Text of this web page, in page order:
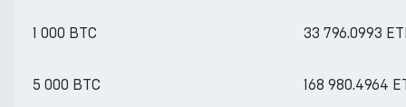
1 000 BTC 33 796.0993
5 000 BTC 168 980.4964